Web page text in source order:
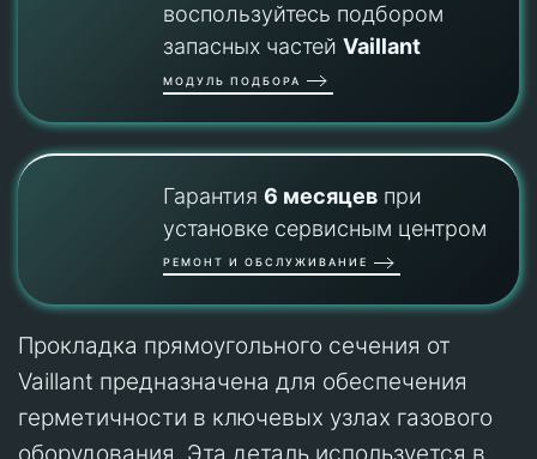
воспользуйтесь подбором
запасных частей Vaillant
МОДУЛЬ ПОДБОРА
Гарантия 6 месяцевпри
установке сервисным центром
РЕМОНТ И ОБСЛУЖИВАНИЕ
Прокладка прямоугольного сечения от
Vaillant предназначена для обеспечения
герметичности в ключевых узлах газового
оборудования. Эта деталь используется в